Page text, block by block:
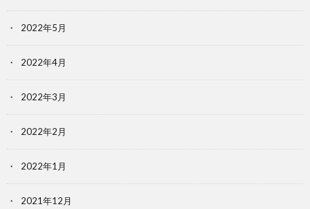
2022年5月
2022年4月
2022年3月
2022年2月
2022年1月
2021年12月